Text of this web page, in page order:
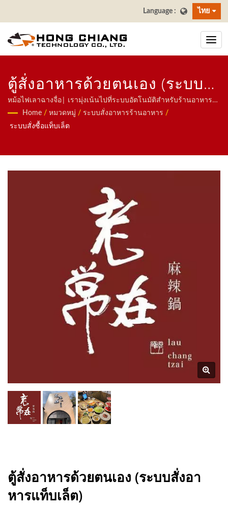
ไทย
ตู้สั่งอาหารด้วยตนเอง (ระบบ
สั่งอาหารแท็บเล็ต) - ร้าน
อาหารลาวชางไท่ | ผู้ผลิต
อาหาร | ฮงเจียง
หม้อไฟเลาฉางจื่อ| เรามุ่งเน้นไปที่ระบบอัตโนมัติสำหรับร้านอาหาร
รวมถึงหุ่นยนต์ส่งอาหาร ระบบรถไฟความเร็วสูง ระบบสายพาน
ลำเลียง ระบบสายพานซูชิหมุน ระบบสั่งอาหารผ่านแท็บเล็ต ระบบสั่ง
Home / หมวดหมู่ / ระบบสั่งอาหารร้านอาหาร /
ระบบสั่งซื้อแท็บเล็ต
ตู้สั่งอาหารด้วยตนเอง (ระบบสั่งอา
หารแท็บเล็ต)